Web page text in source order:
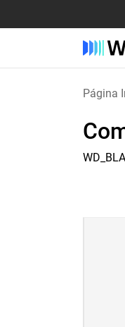
Página